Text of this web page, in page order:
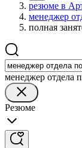
резюме в
менеджер
полная
менеджер отдела
Резюме